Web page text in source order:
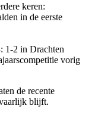
keren:
in de eerste
1-2 in Drachten
vorig
de recente
blijft.